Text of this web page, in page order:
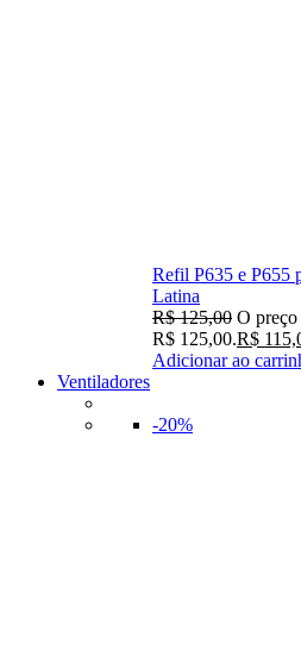
Refil P635 e P655
Latina
R$125,00 O
R$ 125,00.R$
Adicionar ao
Ventiladores
-20%